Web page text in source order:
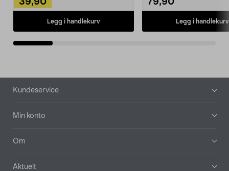
39,90
Legg i handlekurv
79,90
Legg i handlekurv
Bunntekst
Kundeservice
Min konto
Om
Aktuelt